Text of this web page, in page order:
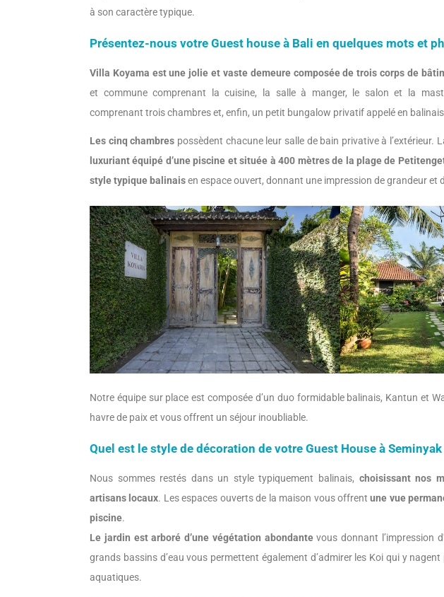
à son caractère typique.
Présentez-nous votre Guest house à Bali en quelques mots et
Villa Koyama est une jolie et vaste demeure composée de trois corps de
et commune comprenant la cuisine, la salle à manger, le salon et la
comprenant trois chambres et, enfin, un petit bungalow privatif appelé en balinais
Les cinq chambres possèdent chacune leur salle de bain privative à l’extérieur.
luxuriant équipé d’une piscine et située à 400 mètres de la plage de
style typique balinaisen espace ouvert, donnant une impression de grandeur et
Notre équipe sur place est composée d’un duo formidable balinais, Kantun et
havre de paix et vous offrent un séjour inoubliable.
Quel est le style de décoration de votre Guest House à Seminyak
Nous sommes restés dans un style typiquement balinais, choisissant nos
artisans locaux. Les espaces ouverts de la maison vous offrent une vue
piscine.
Le jardin est arboré d’une végétation abondantevous donnant l’impression
grands bassins d’eau vous permettent également d’admirer les Koi qui y
aquatiques.